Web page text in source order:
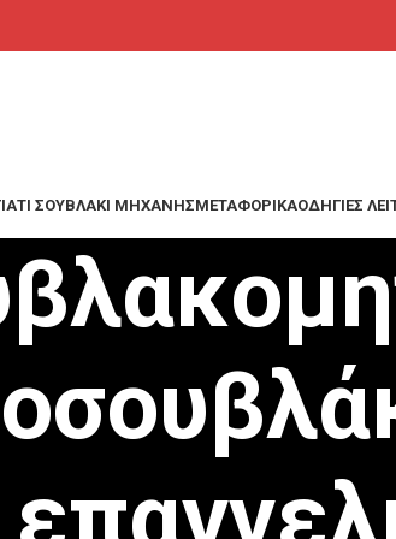
ΣΟΥΒΛΆΚΙ ΜΗΧΑΝΉΣΜΕΤΑΦΟΡΙΚΑΟΔΗΓΙΕΣ